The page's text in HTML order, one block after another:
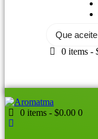
0 items -
0 items -$0.00 0